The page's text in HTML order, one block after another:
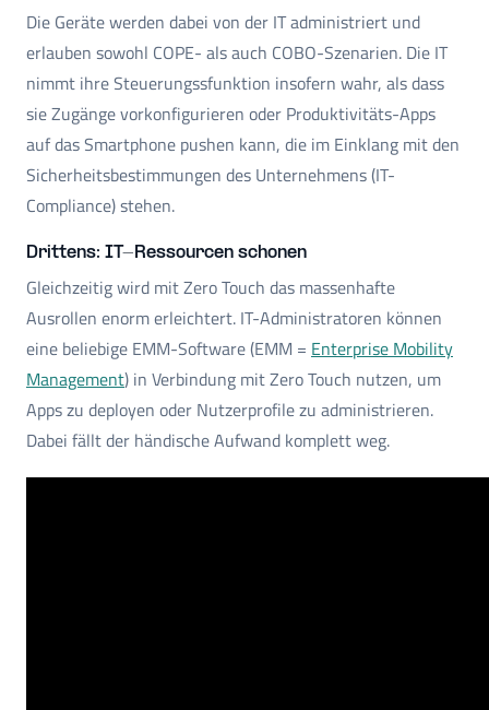
Die Geräte werden dabei von der IT administriert und
erlauben sowohl COPE- als auch COBO-Szenarien. Die IT
nimmt ihre Steuerungssfunktion insofern wahr, als dass
sie Zugänge vorkonfigurieren oder Produktivitäts-Apps
auf das Smartphone pushen kann, die im Einklang mit den
Sicherheitsbestimmungen des Unternehmens (IT-
Compliance) stehen.
Drittens: IT-Ressourcen schonen
Gleichzeitig wird mit Zero Touch das massenhafte
Ausrollen enorm erleichtert. IT-Administratoren können
eine beliebige EMM-Software (EMM = Enterprise Mobility
Management) in Verbindung mit Zero Touch nutzen, um
Apps zu deployen oder Nutzerprofile zu administrieren.
Dabei fällt der händische Aufwand komplett weg.